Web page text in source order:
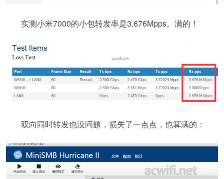
实测小米7000的小包转发率是3.676Mpps。满的！
双向同时转发也没问题，损失了一点点，也算满的：